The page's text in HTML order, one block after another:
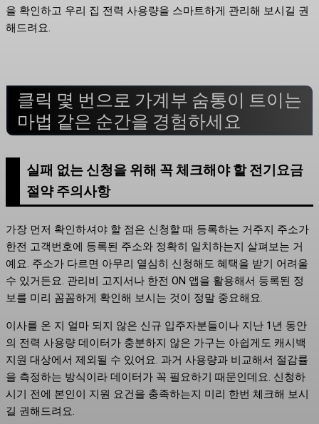
을 확인하고 우리 집 전력 사용량을 스마트하게 관리해 보시길 권
해드려요.
클릭 몇 번으로 가계부 숨통이 트이는
마법 같은 순간을 경험하세요
실패 없는 신청을 위해 꼭 체크해야 할 전기요금
절약 주의사항
가장 먼저 확인하셔야 할 점은 신청할 때 등록하는 거주지 주소가
한전 고객번호에 등록된 주소와 정확히 일치하는지 살펴보는 거
예요. 주소가 다르면 아무리 열심히 신청해도 혜택을 받기 어려울
수 있거든요. 관리비 고지서나 한전 ON 앱을 활용해서 등록된 정
보를 미리 꼼꼼하게 확인해 보시는 것이 정말 중요해요.
이사를 온 지 얼마 되지 않은 신규 입주자분들이나 지난 1년 동안
의 전력 사용량 데이터가 충분하지 않은 가구는 아쉽게도 캐시백
지원 대상에서 제외될 수 있어요. 과거 사용량과 비교해서 절감률
을 측정하는 방식이라 데이터가 꼭 필요하기 때문인데요. 신청하
시기 전에 본인이 지원 요건을 충족하는지 미리 한번 체크해 보시
길 권해드려요.